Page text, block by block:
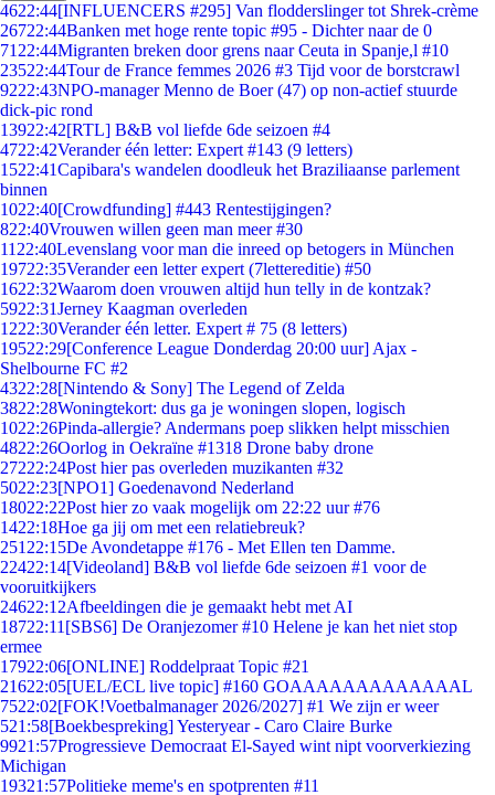
4622:44[INFLUENCERS #295] Van flodderslinger tot Shrek-crème
26722:44Banken met hoge rente topic #95 - Dichter naar de 0
71 22:44Migranten breken door grens naar Ceuta in Spanje,l #10
23522:44Tour de France femmes 2026 #3 Tijd voor de borstcrawl
9222:43NPO-manager Menno de Boer (47) op non-actief stuurde
dick-pic rond
13922:42[RTL] B&B vol liefde 6de seizoen #4
4722:42Verander één letter: Expert #143 (9 letters)
1522:41Capibara's wandelen doodleuk het Braziliaanse parlement
binnen
1022:40[Crowdfunding] #443 Rentestijgingen?
822:40Vrouwen willen geen man meer #30
11 22:40Levenslang voor man die inreed op betogers in München
19722:35Verander een letter expert (7lettereditie) #50
1622:32Waarom doen vrouwen altijd hun telly in de kontzak?
5922:31Jerney Kaagman overleden
1222:30Verander één letter. Expert # 75 (8 letters)
19522:29[Conference League Donderdag 20:00 uur] Ajax -
Shelbourne FC #2
4322:28[Nintendo & Sony] The Legend of Zelda
3822:28Woningtekort: dus ga je woningen slopen, logisch
1022:26Pinda-allergie? Andermans poep slikken helpt misschien
4822:26Oorlog in Oekraïne #1318 Drone baby drone
27222:24Post hier pas overleden muzikanten #32
5022:23[NPO1] Goedenavond Nederland
18022:22Post hier zo vaak mogelijk om 22:22 uur #76
1422:18Hoe ga jij om met een relatiebreuk?
251 22:15De Avondetappe #176 - Met Ellen ten Damme.
22422:14[Videoland] B&B vol liefde 6de seizoen #1 voor de
vooruitkijkers
24622:12Afbeeldingen die je gemaakt hebt met AI
18722:11 [SBS6] De Oranjezomer #10 Helene je kan het niet stop
ermee
17922:06[ONLINE] Roddelpraat Topic #21
21622:05[UEL/ECL live topic] #160 GOAAAAAAAAAAAAAL
7522:02[FOK!Voetbalmanager 2026/2027] #1 We zijn er weer
521:58[Boekbespreking] Yesteryear - Caro Claire Burke
9921:57Progressieve Democraat El-Sayed wint nipt voorverkiezing
Michigan
19321:57Politieke meme's en spotprenten #11